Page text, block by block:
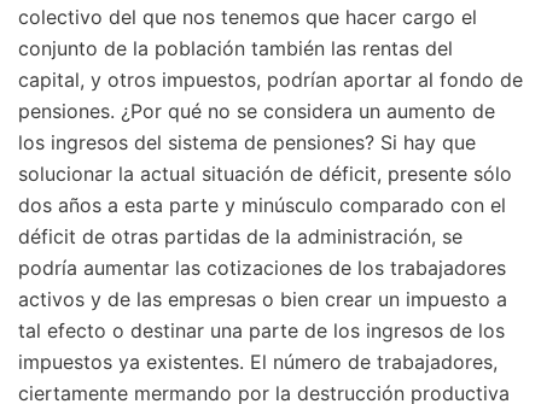
colectivo del que nos tenemos que hacer cargo el
conjunto de la población también las rentas del
capital, y otros impuestos, podrían aportar al fondo de
pensiones. ¿Por qué no se considera un aumento de
los ingresos del sistema de pensiones? Si hay que
solucionar la actual situación de déficit, presente sólo
dos años a esta parte y minúsculo comparado con el
déficit de otras partidas de la administración, se
podría aumentar las cotizaciones de los trabajadores
activos y de las empresas o bien crear un impuesto a
tal efecto o destinar una parte de los ingresos de los
impuestos ya existentes. El número de trabajadores,
ciertamente mermando por la destrucción productiva